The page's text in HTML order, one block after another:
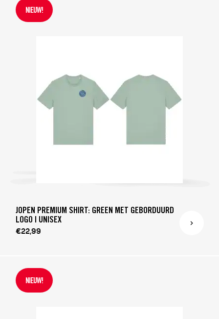
NIEUW!
JOPEN PREMIUM SHIRT: GREEN MET GEBORDUURD
LOGO | UNISEX
€22,99
NIEUW!